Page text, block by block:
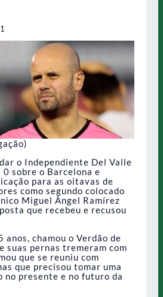
o Independiente Del Valle
sobre o Barcelona e
para as oitavas de
como segundo colocado
Miguel Ángel Ramírez
que recebeu e recusou
anos, chamou o Verdão de
suas pernas tremeram com
que se reuniu com
que precisou tomar uma
no presente e no futuro da